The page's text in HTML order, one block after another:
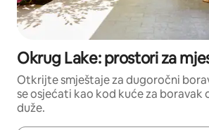
Okrug Lake: prostori za
Otkrijte smještaje za dugoročni
se osjećati kao kod kuće za boravak
duže.